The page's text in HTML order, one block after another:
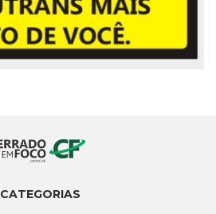
CATEGORIAS